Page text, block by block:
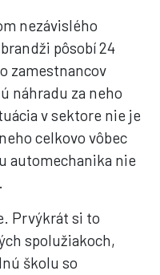
nezávislého
pôsobí 24
zamestnancov
náhradu za neho
v sektore nie je
celkovo vôbec
automechanika nie
Prvýkrát si to
spolužiakoch,
školu so